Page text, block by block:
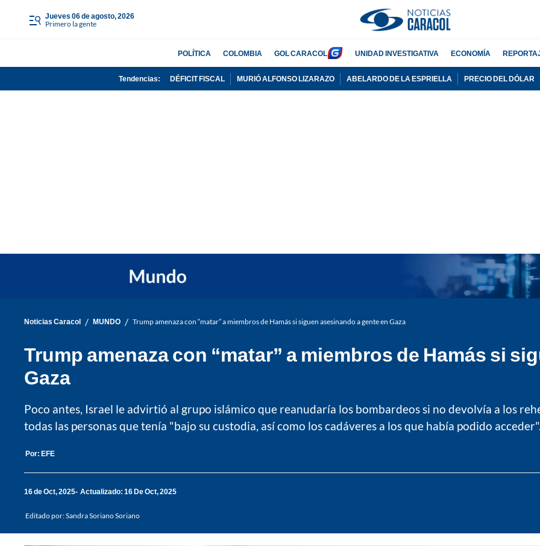
jueves 06 de agosto, 2026
Primero la gente
POLÍTICA COLOMBIA GOL CARACOL UNIDAD INVESTIGATIVA ECONOMÍA
Tendencias: DÉFICIT FISCAL MURIÓ ALFONSO LIZARAZO ABELARDO DE LA ESPRIELLA PRECIO DEL DÓLAR
Noticias Caracol / MUNDO / Trump amenaza con “matar” a miembros de Hamás si siguen asesinando a gente en Gaza
Trump amenaza con “matar” a miembros de Hamás si
Gaza
Poco antes, Israel le advirtió al grupo islámico que reanudaría los bombardeos si no devolvía a los
todas las personas que tenía "bajo su custodia, así como los cadáveres a los que había podido acceder".
Por: EFE
16 de Oct, 2025 Actualizado: 16 De Oct, 2025
Editado por:Sandra Soriano Soriano